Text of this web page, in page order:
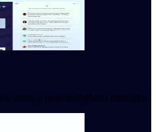
esforço, mais inteligência financeira.